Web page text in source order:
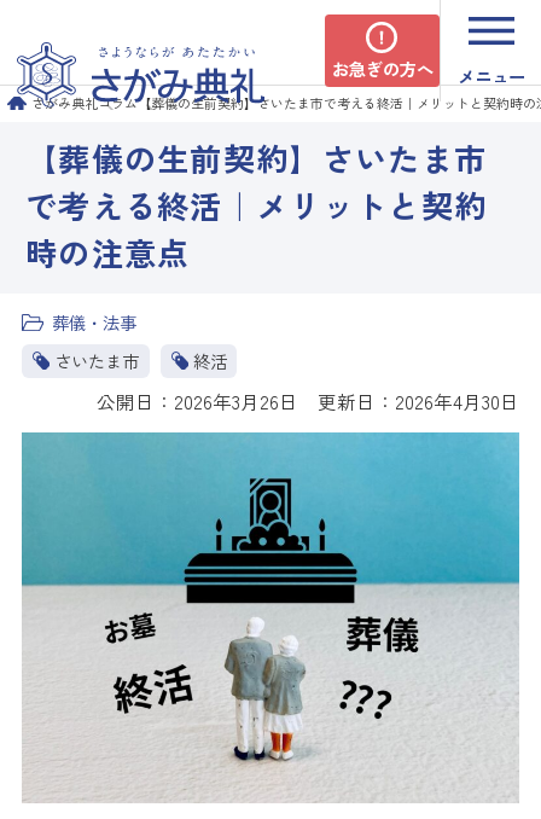
お急ぎの方へ メニュー
さがみ典礼コラム【葬儀の生前契約】さいたま市で考える終活｜メリットと契約時の
【葬儀の生前契約】さいたま市
で考える終活｜メリットと契約
時の注意点
葬儀・法事
さいたま市
終活
公開日：2026年3月26日 更新日：2026年4月30日